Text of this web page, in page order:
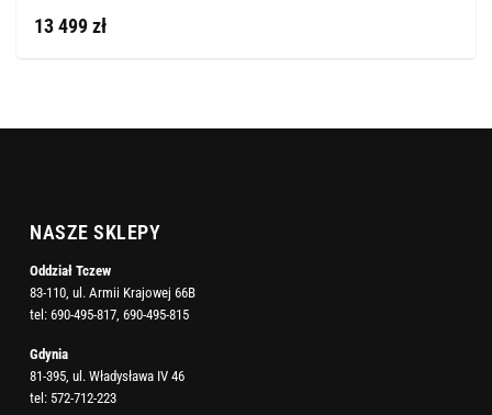
13 499 zł
NASZE SKLEPY
Oddział Tczew
83-110, ul. Armii Krajowej 66B
tel: 690-495-817, 690-495-815
Gdynia
81-395, ul. Władysława IV 46
tel: 572-712-223